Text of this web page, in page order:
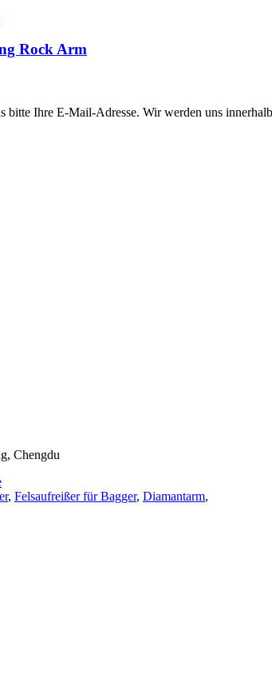
Rock Arm
bitte Ihre E-Mail-Adresse. Wir werden uns
Chengdu
, Felsaufreißer für Bagger, Diamantarm,